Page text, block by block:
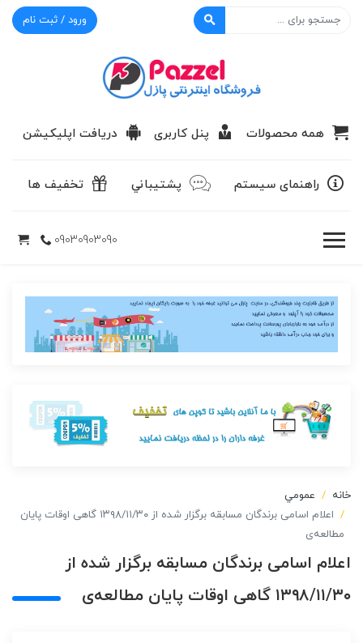
ورود / ثبت نام
همه محصولات پنل کاربری دریافت اپلیکیشن
راهنمای سیستم پشتيباني تخفیف ها
09030903090
خانه
عمومي
اعلام اسامی برندگان مسابقه برگزار شده از ۱۳۹۸/۱۱/۳۰ گاهی اوقات پایان
مطالعه‌ی
اعلام اسامی برندگان مسابقه برگزار شده از
۱۳۹۸/۱۱/۳۰ گاهی اوقات پایان مطالعه‌ی